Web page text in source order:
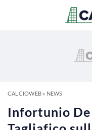
CALCIOWEB» NEWS
Infortunio De